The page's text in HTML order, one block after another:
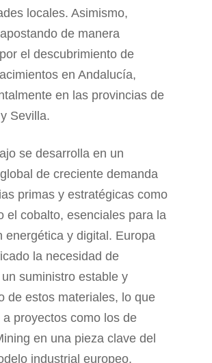
locales. Asimismo,
de manera
el descubrimiento de
en Andalucía,
en las provincias de
Sevilla.
se desarrolla en un
de creciente demanda
primas y estratégicas como
el cobalto, esenciales para la
energética y digital. Europa
la necesidad de
suministro estable y
de estos materiales, lo que
a proyectos como los de
en una pieza clave del
industrial europeo.